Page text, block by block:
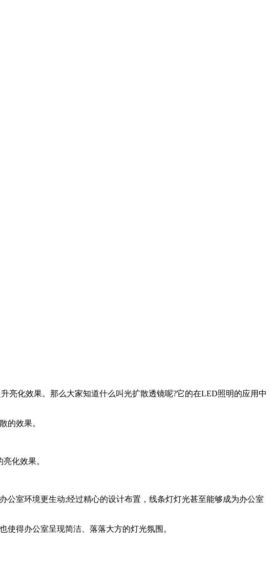
亮化效果。那么大家知道什么叫光扩散透镜呢?它的在LED照明的应用中
的效果。
化效果。
室环境更生动;经过精心的设计布置，线条灯灯光甚至能够成为办公室
得办公室呈现简洁、落落大方的灯光氛围。